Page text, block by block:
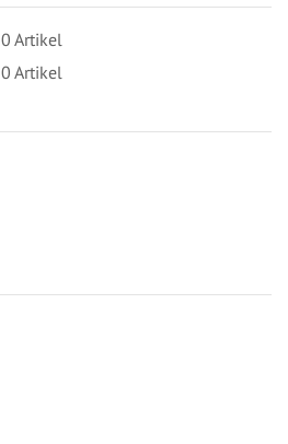
0 Artikel
0 Artikel